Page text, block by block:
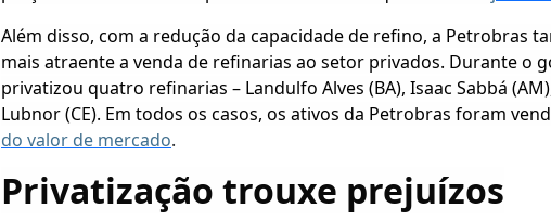
Além disso, com a redução da capacidade de refino, a Petrobras
mais atraente a venda de refinarias ao setor privados. Durante o
privatizou quatro refinarias – Landulfo Alves (BA), Isaac Sabbá
Lubnor (CE). Em todos os casos, os ativos da Petrobras foram
do valor de mercado.
Privatização trouxe prejuízos